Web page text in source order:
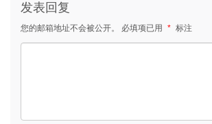
发表回复
您的邮箱地址不会被公开。 必填项已用 * 标注